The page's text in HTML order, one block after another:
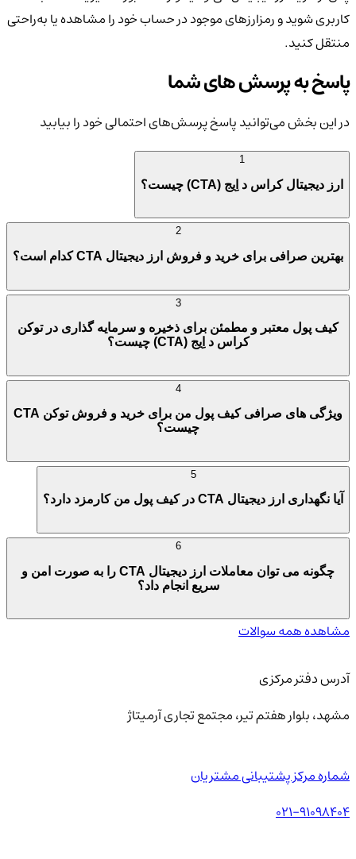
کاربری شوید و رمزارزهای موجود در حساب خود را مشاهده یا به‌راحتی
منتقل کنید.
پاسخ به پرسش های شما
در این بخش می‌توانید پاسخ پرسش‌های احتمالی خود را بیابید
ارز دیجیتال کراس د اِیج (CTA) چیست؟
بهترین صرافی برای خرید و فروش ارز دیجیتال CTA کدام است؟
کیف پول معتبر و مطمئن برای ذخیره و سرمایه گذاری در توکن
کراس د اِیج (CTA) چیست؟
ویژگی های صرافی کیف پول من برای خرید و فروش توکن CTA
چیست؟
آیا نگهداری ارز دیجیتال CTA در کیف پول من کارمزد دارد؟
چگونه می توان معاملات ارز دیجیتال CTA را به صورت امن و
سریع انجام داد؟
مشاهده همه سوالات
آدرس دفتر مرکزی
مشهد، بلوار هفتم تیر، مجتمع تجاری آرمیتاژ
شماره مرکز پشتیبانی مشتریان
021-91098404